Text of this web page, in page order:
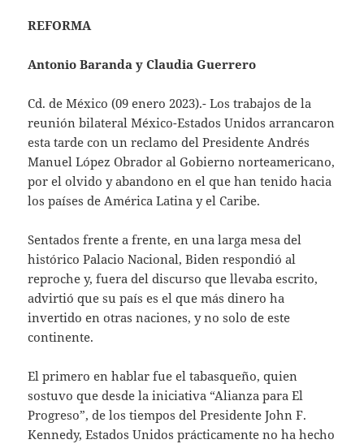
REFORMA
Antonio Baranda y Claudia Guerrero
Cd. de México (09 enero 2023).- Los trabajos de la
reunión bilateral México-Estados Unidos arrancaron
esta tarde con un reclamo del Presidente Andrés
Manuel López Obrador al Gobierno norteamericano,
por el olvido y abandono en el que han tenido hacia
los países de América Latina y el Caribe.
Sentados frente a frente, en una larga mesa del
histórico Palacio Nacional, Biden respondió al
reproche y, fuera del discurso que llevaba escrito,
advirtió que su país es el que más dinero ha
invertido en otras naciones, y no solo de este
continente.
El primero en hablar fue el tabasqueño, quien
sostuvo que desde la iniciativa “Alianza para El
Progreso”, de los tiempos del Presidente John F.
Kennedy, Estados Unidos prácticamente no ha hecho